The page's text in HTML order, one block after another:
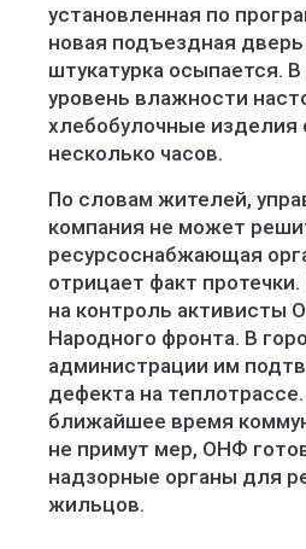
установленная по
новая подъездная
штукатурка осыпается. В
уровень влажности
хлебобулочные изделия
несколько часов.
По словам жителей,
компания не может
ресурсоснабжающая
отрицает факт
на контроль активисты
Народного фронта. В
администрации им
дефекта на
ближайшее время
не примут мер, ОНФ
надзорные органы для
жильцов.